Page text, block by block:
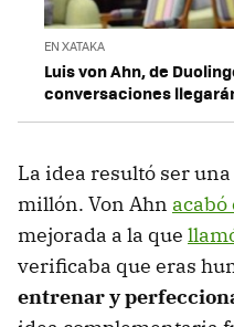
EN XATAKA
Luis von Ahn, de
conversaciones
La idea resultó ser
millón. Von Ahn
mejorada a la que
verificaba que eras
entrenar y